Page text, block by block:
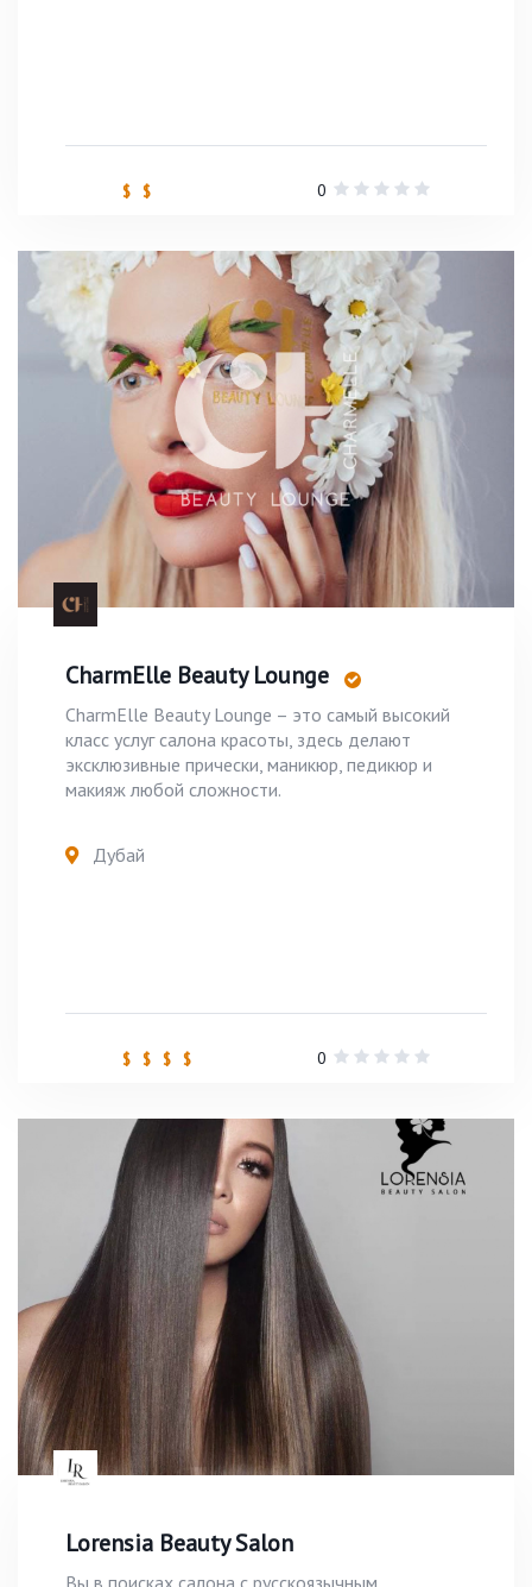
$ $ 0
CharmElle Beauty Lounge
CharmElle Beauty Lounge – это самый высокий
класс услуг салона красоты, здесь делают
эксклюзивные прически, маникюр, педикюр и
макияж любой сложности.
Дубай
$ $ $ $ 0
Lorensia Beauty Salon
Вы в поисках салона с русскоязычным